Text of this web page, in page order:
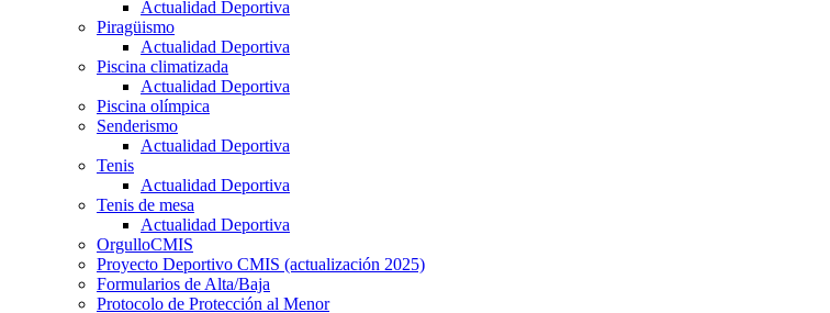
Actualidad Deportiva
Piragüismo
Actualidad Deportiva
Piscina climatizada
Actualidad Deportiva
Piscina olímpica
Senderismo
Actualidad Deportiva
Tenis
Actualidad Deportiva
Tenis de mesa
Actualidad Deportiva
OrgulloCMIS
Proyecto Deportivo CMIS (actualización 2025)
Formularios de Alta/Baja
Protocolo de Protección al Menor